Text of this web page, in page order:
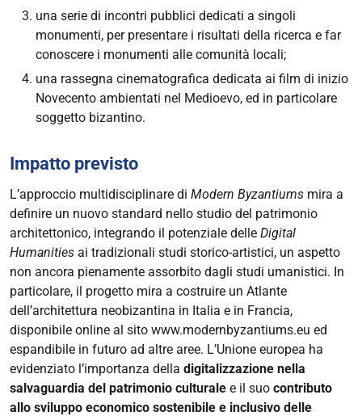
una serie di incontri pubblici dedicati a singoli
monumenti, per presentare i risultati della ricerca e far
conoscere i monumenti alle comunità locali;
una rassegna cinematografica dedicata ai film di inizio
Novecento ambientati nel Medioevo, ed in particolare
soggetto bizantino.
Impatto previsto
L’approccio multidisciplinare di Modern Byzantiums mira a
definire un nuovo standard nello studio del patrimonio
architettonico, integrando il potenziale delle Digital
Humanities ai tradizionali studi storico-artistici, un aspetto
non ancora pienamente assorbito dagli studi umanistici. In
particolare, il progetto mira a costruire un Atlante
dell’architettura neobizantina in Italia e in Francia,
disponibile online al sito www.modernbyzantiums.eu ed
espandibile in futuro ad altre aree. L’Unione europea ha
evidenziato l’importanza della digitalizzazione nella
salvaguardia del patrimonio culturale e il suo contributo
allo sviluppo economico sostenibile e inclusivo delle